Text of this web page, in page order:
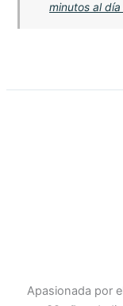
minutos al
Apasionada por